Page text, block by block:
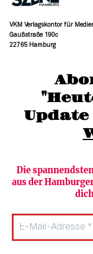
Die
aus der
VKM Verlagskontor für
Gaußstraße 190c
22765 Hamburg
moc.grubmah-enezs@ofni
Newsletter abonnieren
HAMBURG PUR